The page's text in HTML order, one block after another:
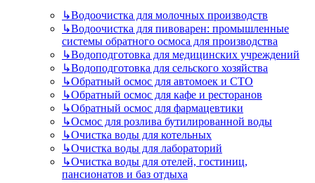
↳Водоочистка для молочных производств
↳Водоочистка для пивоварен: промышленные
системы обратного осмоса для производства
↳Водоподготовка для медицинских учреждений
↳Водоподготовка для сельского хозяйства
↳Обратный осмос для автомоек и СТО
↳Обратный осмос для кафе и ресторанов
↳Обратный осмос для фармацевтики
↳Осмос для розлива бутилированной воды
↳Очистка воды для котельных
↳Очистка воды для лабораторий
↳Очистка воды для отелей, гостиниц,
пансионатов и баз отдыха